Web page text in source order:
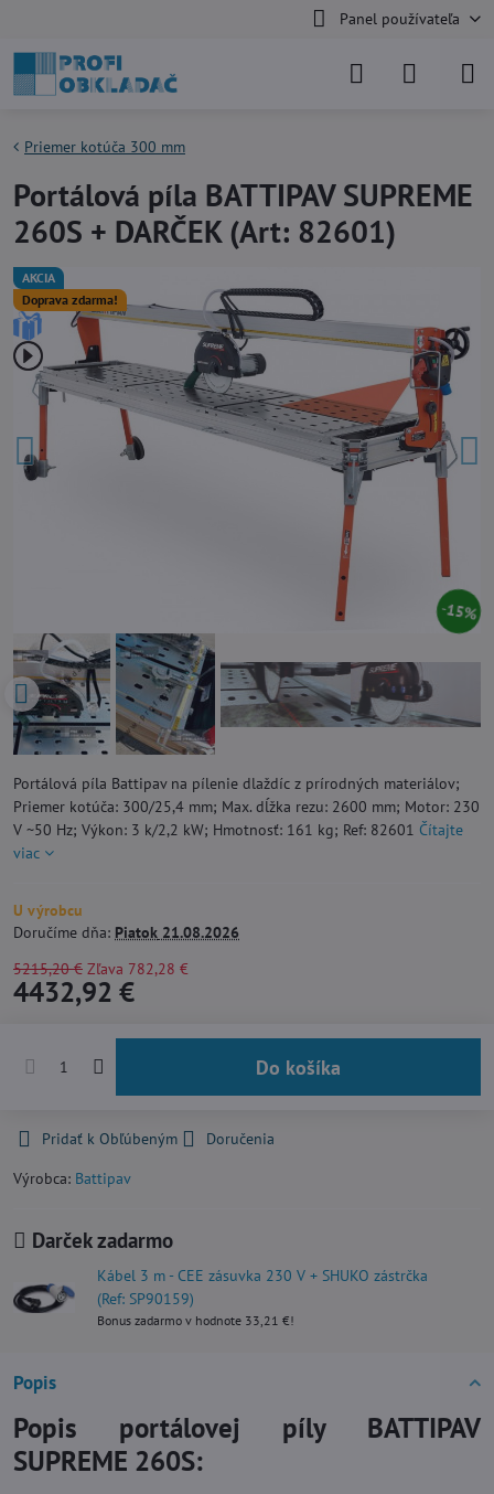
Panel používateľa
AKCIA
Doprava zdarma!
15%
Priemer kotúča 300 mm
Portálová píla BATTIPAV SUPREME
260S + DARČEK (Art: 82601)
Portálová píla Battipav na pílenie dlaždíc z prírodných materiálov;
Priemer kotúča: 300/25,4 mm; Max. dĺžka rezu: 2600 mm; Motor: 230
V ~50 Hz; Výkon: 3 k/2,2 kW; Hmotnosť: 161 kg; Ref: 82601 Čítajte
viac
U výrobcu
Doručíme dňa: Piatok 21.08.2026
5215,20 € Zľava 782,28 €
4432,92 €
Do košíka
Pridať k Obľúbeným
Doručenia
Výrobca: Battipav
Darček zadarmo
Kábel 3 m - CEE zásuvka 230 V + SHUKO zástrčka
(Ref: SP90159)
Bonus zadarmo v hodnote 33,21 €!
Popis
Popis portálovej píly BATTIPAV
SUPREME 260S: